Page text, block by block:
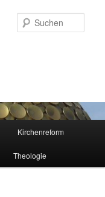
Kirchenreform
Theologie